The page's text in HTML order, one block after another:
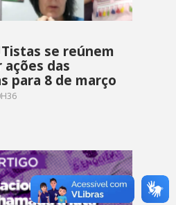
se reúnem
das
para 8 de março